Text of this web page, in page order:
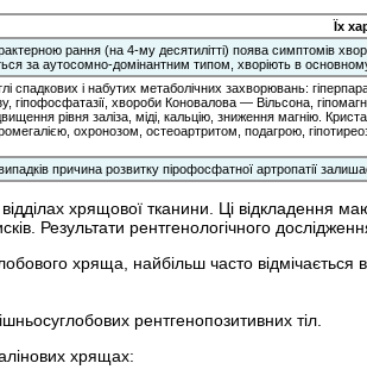
Їх
рання (на 4-му десятилітті) поява симптомів
за аутосомно-домінантним типом, хворіють в
спадкових і набутих метаболічних захворювань:
гіпофосфатазії, хвороби Коновалова — Вільсона,
рівня заліза, міді, кальцію, зниження магнію.
охронозом, остеоартритом, подагрою,
причина розвитку пірофосфатної артропатії
хрящової тканини. Ці відкладення
Результати рентгенологічного
хряща, найбільш часто
рентгенопозитивних тіл.
хрящах: